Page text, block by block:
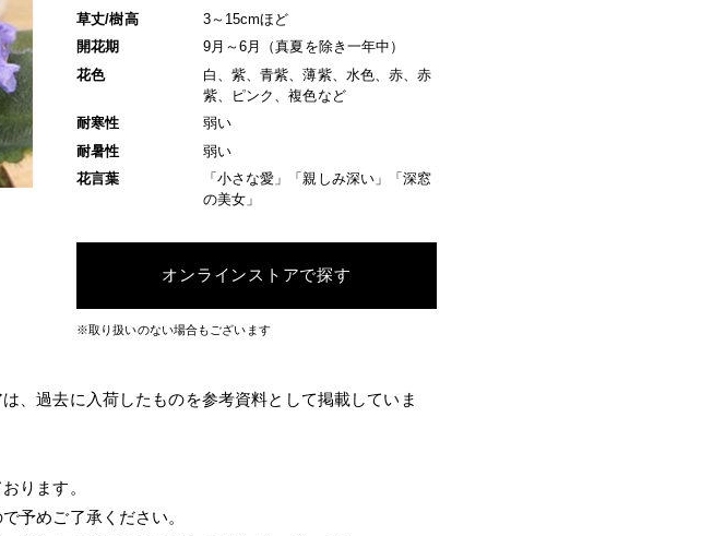
草丈/樹高
3～15cmほど
開花期
9月～6月（真夏を除き一年中）
花色
白、紫、青紫、薄紫、水色、赤、赤
紫、ピンク、複色など
耐寒性
弱い
耐暑性
弱い
花言葉
「小さな愛」「親しみ深い」「深窓
の美女」
オンラインストアで探す
※取り扱いのない場合もございます
、過去に入荷したものを参考資料として掲載していま
ります。
予めご了承ください。